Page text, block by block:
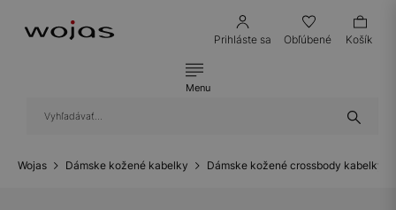
Prihláste sa Obľúbené Košík
Menu
Wojas Dámske kožené kabelky Dámske kožené crossbody kabelky